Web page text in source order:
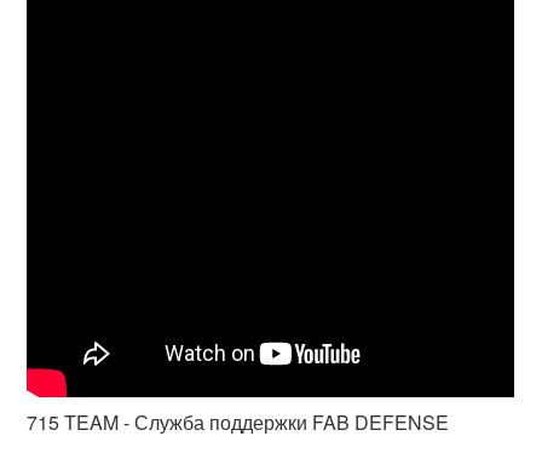
715 TEAM - Служба поддержки FAB DEFENSE